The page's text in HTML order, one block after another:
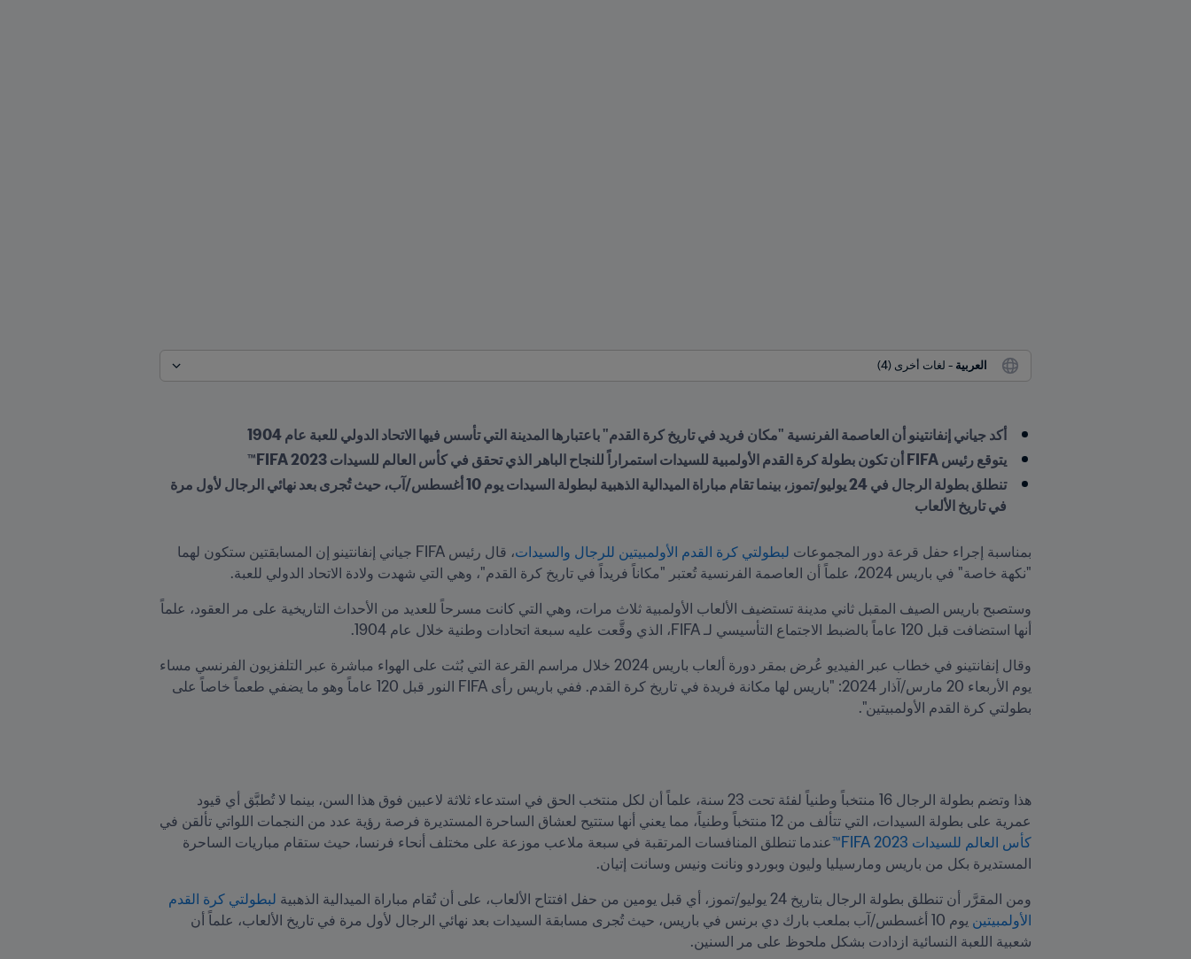
العربية
أكد جياني إنفانتينو أن العاصمة الفرنسية "مكان فريد في تاريخ كرة القدم" باعتبارها المدينة التي تأسس فيها الاتحاد الدولي للعبة عام 1904
يتوقع رئيس FIFA أن تكون بطولة كرة القدم الأولمبية للسيدات استمراراً للنجاح الباهر الذي تحقق في كأس العالم للسيدات 2023 FIFA™
في تاريخ الألعاب
بمناسبة إجراء حفل قرعة دور المجموعات لبطولتي كرة القدم الأولمبيتين للرجال والسيدات
"نكهة خاصة" في باريس 2024، علماً أن العاصمة الفرنسية تُعتبر "مكاناً فريداً في تاريخ كرة القدم"، وهي التي شهدت ولادة الاتحاد الدولي للعبة.
أنها استضافت قبل 120 عاماً بالضبط الاجتماع التأسيسي لـ FIFA، الذي وقَّعت عليه سبعة اتحادات وطنية خلال عام 1904.
بطولتي كرة القدم الأولمبيتين".
عمرية على بطولة السيدات، التي تتألف من 12 منتخباً وطنياً، مما يعني أنها ستتيح لعشاق الساحرة المستديرة فرصة رؤية عدد من النجمات اللواتي تألقن في
كأس العالم للسيدات 2023 FIFA™
المستديرة بكل من باريس ومارسيليا وليون وبوردو ونانت ونيس وسانت إتيان.
ومن المقرَّر أن تنطلق بطولة الرجال بتاريخ 24 يوليو/تموز، أي قبل يومين من حفل افتتاح الألعاب، على أن تُقام مباراة الميدالية الذهبية
الأولمبيتين
شعبية اللعبة النسائية ازدادت بشكل ملحوظ على مر السنين.